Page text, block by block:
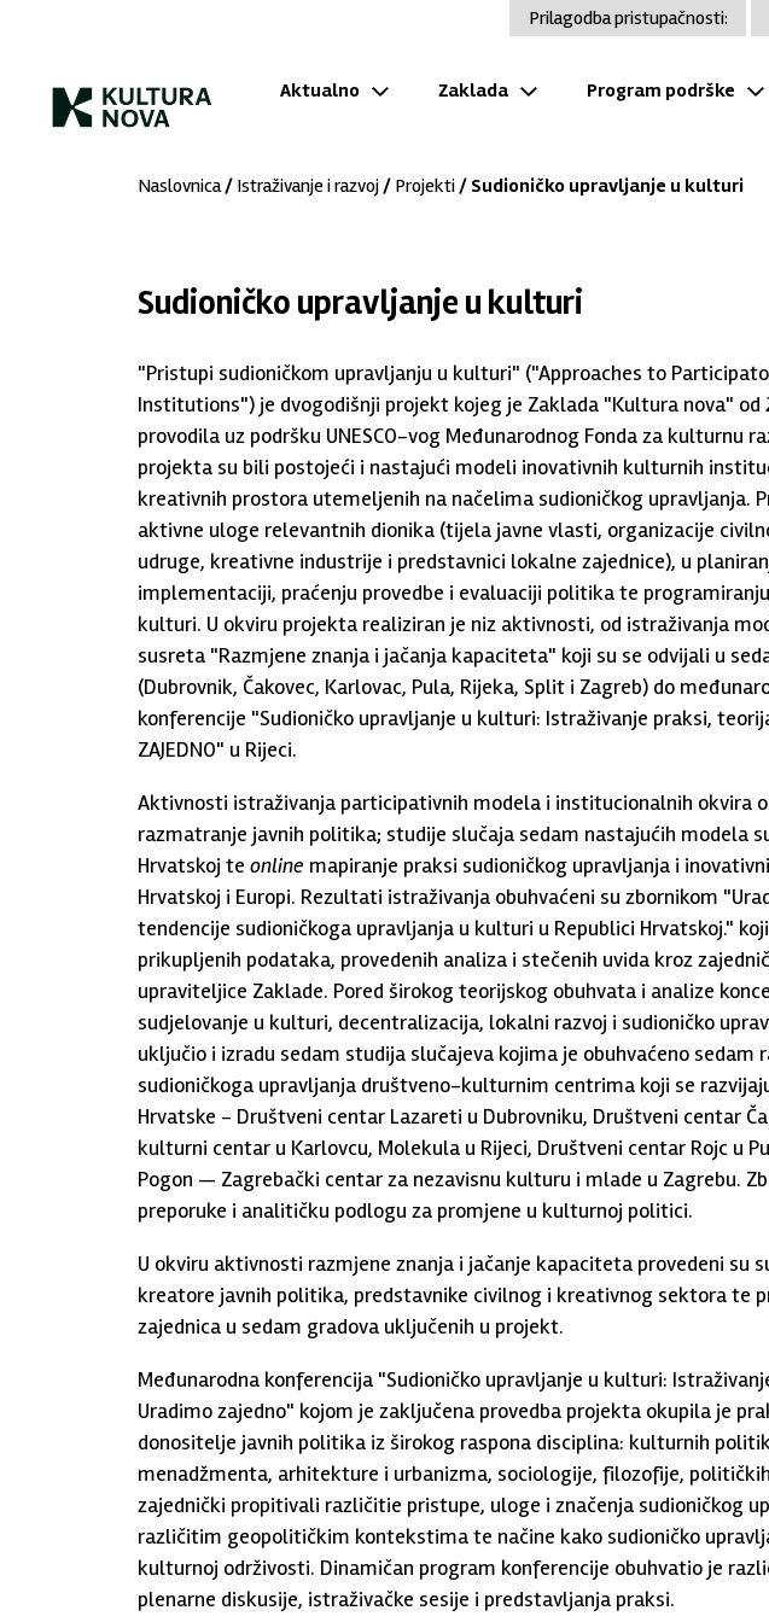
Aktualno Zaklada Program podrške
Naslovnica/ Istraživanje i razvoj/ Projekti/ Sudioničko upravljanje u kulturi
Sudioničko upravljanje u kulturi
"Pristupi sudioničkom upravljanju u kulturi" ("Approaches to
Institutions") je dvogodišnji projekt kojeg je Zaklada "Kultura nova" od
provodila uz podršku UNESCO-vog Međunarodnog Fonda za kulturnu
projekta su bili postojeći i nastajući modeli inovativnih kulturnih
kreativnih prostora utemeljenih na načelima sudioničkog upravljanja.
aktivne uloge relevantnih dionika (tijela javne vlasti, organizacije
udruge, kreativne industrije i predstavnici lokalne zajednice), u
implementaciji, praćenju provedbe i evaluaciji politika te
kulturi. U okviru projekta realiziran je niz aktivnosti, od istraživanja
susreta "Razmjene znanja i jačanja kapaciteta" koji su se odvijali u
(Dubrovnik, Čakovec, Karlovac, Pula, Rijeka, Split i Zagreb) do
konferencije "Sudioničko upravljanje u kulturi: Istraživanje praksi,
ZAJEDNO" u Rijeci.
Aktivnosti istraživanja participativnih modela i institucionalnih okvira
razmatranje javnih politika; studije slučaja sedam nastajućih modela
Hrvatskoj te online mapiranje praksi sudioničkog upravljanja i
Hrvatskoj i Europi. Rezultati istraživanja obuhvaćeni su zbornikom
tendencije sudioničkoga upravljanja u kulturi u Republici Hrvatskoj."
prikupljenih podataka, provedenih analiza i stečenih uvida kroz
upraviteljice Zaklade. Pored širokog teorijskog obuhvata i analize
sudjelovanje u kulturi, decentralizacija, lokalni razvoj i sudioničko
uključio i izradu sedam studija slučajeva kojima je obuhvaćeno sedam
sudioničkoga upravljanja društveno-kulturnim centrima koji se
Hrvatske - Društveni centar Lazareti u Dubrovniku, Društveni centar
kulturni centar u Karlovcu, Molekula u Rijeci, Društveni centar Rojc u
Pogon — Zagrebački centar za nezavisnu kulturu i mlade u Zagrebu.
preporuke i analitičku podlogu za promjene u kulturnoj politici.
U okviru aktivnosti razmjene znanja i jačanje kapaciteta provedeni su
kreatore javnih politika, predstavnike civilnog i kreativnog sektora te
zajednica u sedam gradova uključenih u projekt.
Međunarodna konferencija "Sudioničko upravljanje u kulturi:
Uradimo zajedno" kojom je zaključena provedba projekta okupila je
donositelje javnih politika iz širokog raspona disciplina: kulturnih
menadžmenta, arhitekture i urbanizma, sociologije, filozofije,
zajednički propitivali različitie pristupe, uloge i značenja sudioničkog
različitim geopolitičkim kontekstima te načine kako sudioničko
kulturnoj održivosti. Dinamičan program konferencije obuhvatio je
plenarne diskusije, istraživačke sesije i predstavljanja praksi.
Prilagodba pristupačnosti: